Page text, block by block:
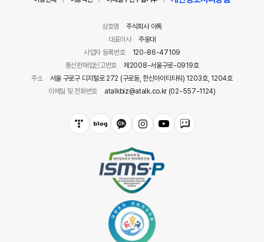
상호명
주식회사 아톡
대표이사
주웅대
사업자 등록번호
120-86-47109
통신판매업신고번호
제2008-서울구로-0919호
주소
서울 구로구 디지털로 272 (구로동, 한신아이티타워) 1203호, 1204호
이메일 및 전화번호
atalkbiz@atalk.co.kr (02-557-1124)